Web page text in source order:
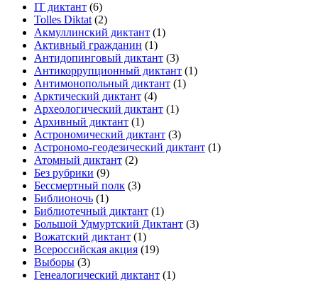
IT диктант (6)
Tolles Diktat (2)
Акмуллинский диктант (1)
Активный гражданин (1)
Антидопинговый диктант (3)
Антикоррупционный диктант (1)
Антимонопольный диктант (1)
Арктический диктант (4)
Археологический диктант (1)
Архивный диктант (1)
Астрономический диктант (3)
Астрономо-геодезический диктант (1)
Атомный диктант (2)
Без рубрики (9)
Бессмертный полк (3)
Библионочь (1)
Библиотечный диктант (1)
Большой Удмуртский Диктант (3)
Вожатский диктант (1)
Всероссийская акция (19)
Выборы (3)
Генеалогический диктант (1)